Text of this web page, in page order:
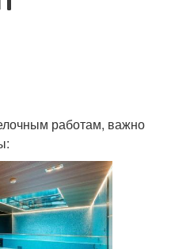
работам, важно